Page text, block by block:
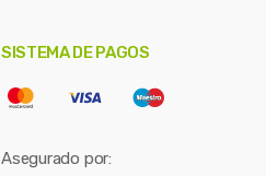
SISTEMA DE PAGOS
Asegurado por: